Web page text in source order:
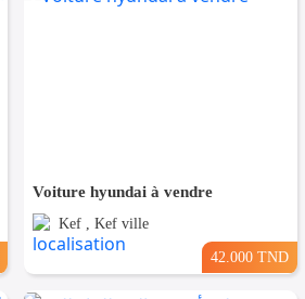
Voiture hyundai à vendre
Kef , Kef ville
42.000 TND